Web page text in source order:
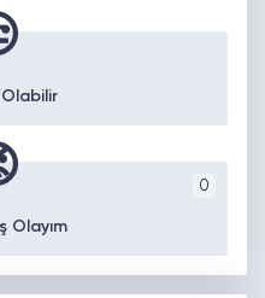
Olabilir
0
Olayım